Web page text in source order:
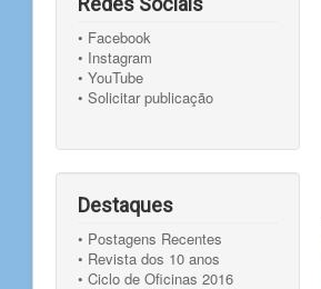
• Facebook
• Instagram
• YouTube
• Solicitar publicação
Destaques
• Postagens Recentes
• Revista dos 10 anos
• Ciclo de Oficinas 2016